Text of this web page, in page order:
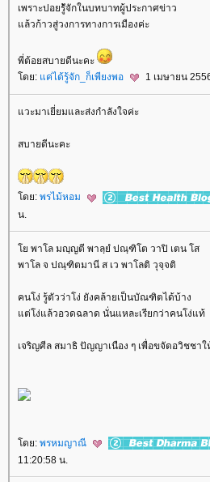
เพราะปอยรู้ัจักในบทบาทผู้ประกาศข่าว
ล้วก้าวสู่วงการทางการเมืองค่ะ
พี่ต้อยสบายดีนะคะ
ดย: ค่ได้รู้จัก_ก็เพียงพอ 1 เมษายน
วะมาเยี่ยมและส่งกำลังใจค่ะ
สบายดีนะคะ
ดย: พรไม้หอม
น.
พาโล มญฺญตี พาลฺยํ ปณฺฑิโต วาปิ เตน โส
พาโล จ ปณฺฑิตมานี ส เว พาโลติ วุจฺจติ
คนโง่ รู้ตัวว่าโง่ ยังคล้ายเป็นบัณฑิตได้บ้าง
ต่โง่แล้วอวดฉลาด นั่นแหละเรียกว่าคนโง่แท้
เจริญศีล สมาธิ ปัญญาเนือง ๆ เพื่อขจัดอวิชชา
ดย: พรหมญาณี
11:20:58 น.